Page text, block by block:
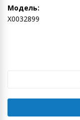
Модель:
Х0032899